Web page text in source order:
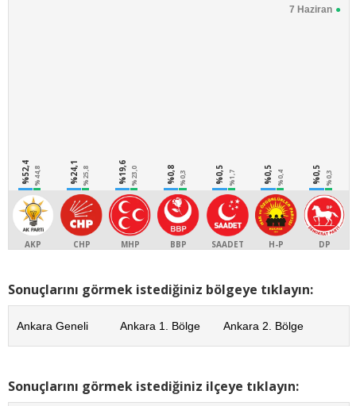
7 Haziran
%52,4 %44,8
AKP
%24,1 %25,8
CHP
%19,6 %23,0
MHP
%0,8 %0,3
BBP
%0,5 %1,7
SAADET
%0,5 %0,4
H-P
%0,5 %0,3
DP
Sonuçlarını görmek istediğiniz bölgeye tıklayın:
Ankara Geneli Ankara 1. Bölge Ankara 2. Bölge
Sonuçlarını görmek istediğiniz ilçeye tıklayın: